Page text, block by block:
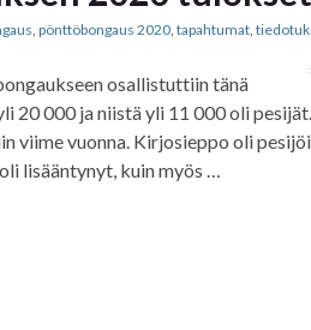
, pönttöbongaus 2020, tapahtumat,
osallistuttiin tänä
20 000 ja niistä yli 11 000 oli
viime vuonna. Kirjosieppo oli
lisääntynyt, kuin myös …